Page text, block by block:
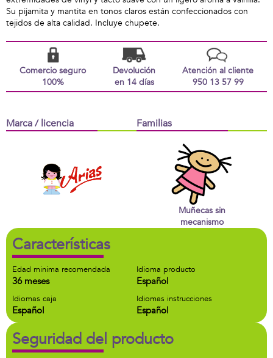
Su pijamita y mantita en tonos claros están confeccionados con
tejidos de alta calidad. Incluye chupete.
Comercio seguro
100%
Devolución
en 14 días
Atención al cliente
950 13 57 99
Marca / licencia Familias
Muñecas sin
mecanismo
Características
Edad minima recomendada
36 meses
Idioma producto
Español
Idiomas caja
Español
Idiomas instrucciones
Español
Seguridad del producto